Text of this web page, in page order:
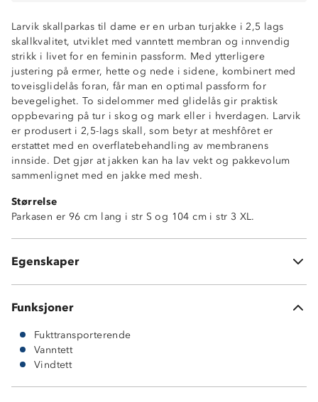
Larvik skallparkas til dame er en urban turjakke i 2,5 lags
skallkvalitet, utviklet med vanntett membran og innvendig
strikk i livet for en feminin passform. Med ytterligere
justering på ermer, hette og nede i sidene, kombinert med
toveisglidelås foran, får man en optimal passform for
bevegelighet. To sidelommer med glidelås gir praktisk
oppbevaring på tur i skog og mark eller i hverdagen. Larvik
er produsert i 2,5-lags skall, som betyr at meshfôret er
erstattet med en overflatebehandling av membranens
innside. Det gjør at jakken kan ha lav vekt og pakkevolum
sammenlignet med en jakke med mesh.
Størrelse
Parkasen er 96 cm lang i str S og 104 cm i str 3 XL.
Egenskaper
Vanntett (10 000 mm vannsøyle)
Fukttransporterende (2 000g/m2/24t)
Vindtett
ProreTex-membran
2,5-lags skallkvalitet
Toveisglidelås
Strikkjustering i livet
Vannavstøtende glidelåser
Borrelåsjustering rundt håndledd
bakhodet
Funksjoner
Fukttransporterende
Vanntett
Vindtett